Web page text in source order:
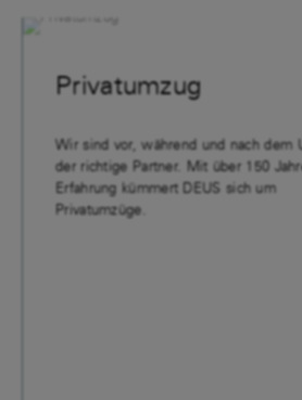
Privatumzug
Wir sind vor, während und nach dem
der richtige Partner. Mit über 150
Erfahrung kümmert DEUS sich um
Privatumzüge.